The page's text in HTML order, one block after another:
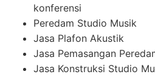
konferensi
Peredam Studio Musik
Jasa Plafon Akustik
Jasa Pemasangan
Jasa Konstruksi Studio